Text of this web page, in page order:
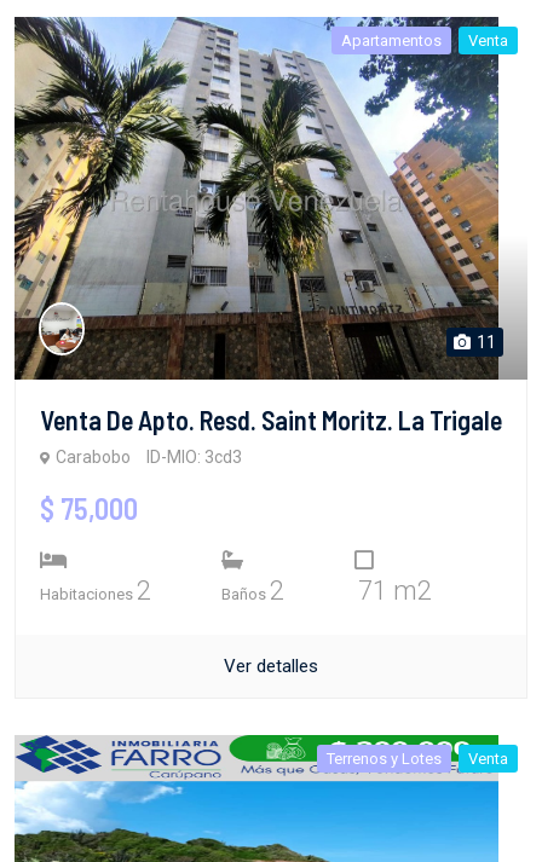
Apartamentos Venta
11
Venta De Apto. Resd. Saint Moritz. La Trigale
Carabobo ID-MIO: 3cd3
$ 75,000
Habitaciones 2 Baños 2 71 m2
Ver detalles
Terrenos y Lotes Venta